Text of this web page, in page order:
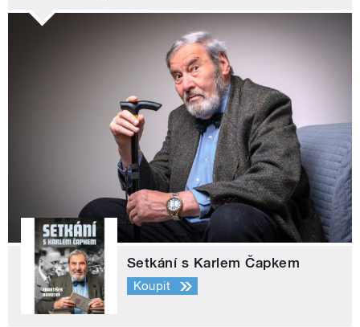
Setkání s Karlem Čapkem
Koupit